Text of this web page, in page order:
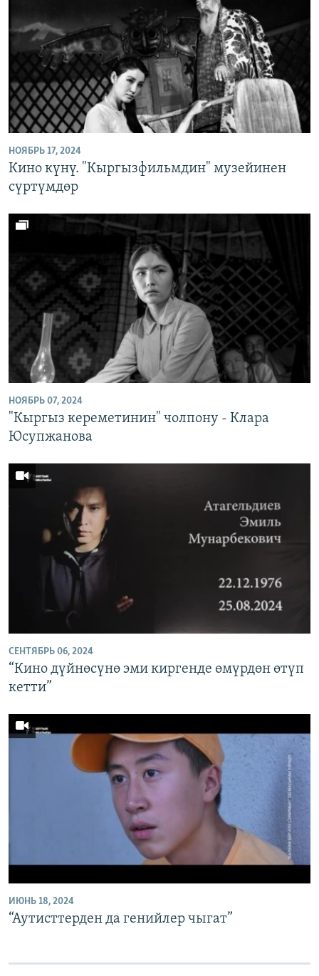
НОЯБРЬ 17, 2024
Кино күнү. "Кыргызфильмдин" музейинен
сүртүмдөр
НОЯБРЬ 07, 2024
"Кыргыз кереметинин" чолпону - Клара
Юсупжанова
СЕНТЯБРЬ 06, 2024
“Кино дүйнөсүнө эми киргенде өмүрдөн өтүп
кетти”
ИЮНЬ 18, 2024
“Аутисттерден да генийлер чыгат”